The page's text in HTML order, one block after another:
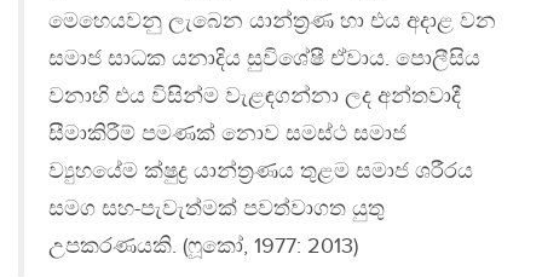
මෙහෙයවනු ලැබෙන යාන්ත්‍රණ හා එය අදාළ වන
සමාජ සාධක යනාදිය සුවිශේෂී ඒවාය. පොලීසිය
වනාහි එය විසින්ම වැළඳගන්නා ලද අන්තවාදී
සීමාකිරීම් පමණක් නොව සමස්ථ සමාජ
ව්‍යුහයේම ක්ෂුද්‍ර යාන්ත්‍රණය තුළම සමාජ ශරීරය
සමග සහ-පැවැත්මක් පවත්වාගත යුතු
උපකරණයකි. (ෆූකෝ, 1977: 2013)